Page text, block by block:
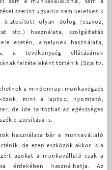
szerint ugyanis nem keletkezik
biztosított olyan dolog (eszköz,
stb.) használata, szolgáltatás
esetén, amelynek használata,
a tevékenység ellátásának
feltételeként történik [Szja tv.
a mindennapi munkavégzés
mint a laptop, nyomtató,
de ide tartozhat az egészséges
biztosítása is.
használata bár a munkavállaló
de ezen eszközök akkor is a
azokat a munkavállaló csak a
érdekében használhatja. Az